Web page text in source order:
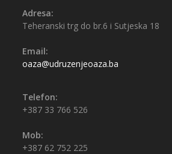
Adresa:
Teheranski trg do br.6 i Sutjeska 18
Email:
oaza@udruzenjeoaza.ba
Telefon:
+387 33 766 526
Mob:
+387 62 752 225